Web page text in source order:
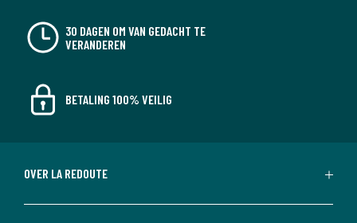
30 DAGEN OM VAN GEDACHT TE
VERANDEREN
BETALING 100% VEILIG
OVER LA REDOUTE